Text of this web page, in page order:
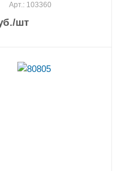
Арт.: 103360
/шт